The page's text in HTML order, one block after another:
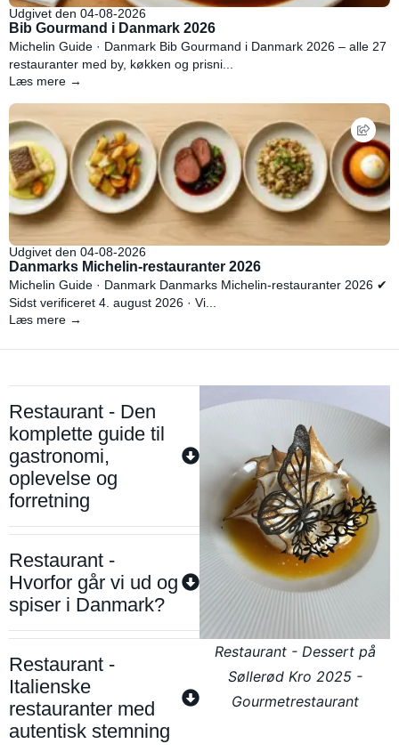
Udgivet den 04-08-2026
Bib Gourmand i Danmark 2026
Michelin Guide · Danmark Bib Gourmand i Danmark 2026 – alle 27
restauranter med by, køkken og prisni...
Læs mere →
Udgivet den 04-08-2026
Danmarks Michelin-restauranter 2026
Michelin Guide · Danmark Danmarks Michelin-restauranter 2026 ✔
Sidst verificeret 4. august 2026 · Vi...
Læs mere →
Restaurant - Den
komplette guide til
gastronomi,
oplevelse og
forretning
Restaurant -
Hvorfor går vi ud og
spiser i Danmark?
Restaurant -
Italienske
restauranter med
autentisk stemning
Restaurant - Dessert på
Søllerød Kro 2025 -
Gourmetrestaurant